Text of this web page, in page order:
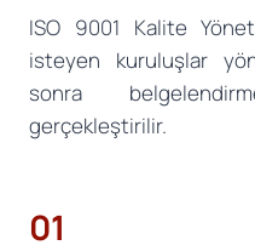
ISO 9001 Kalite
isteyen kuruluşlar
sonra
gerçekleştirilir.
01